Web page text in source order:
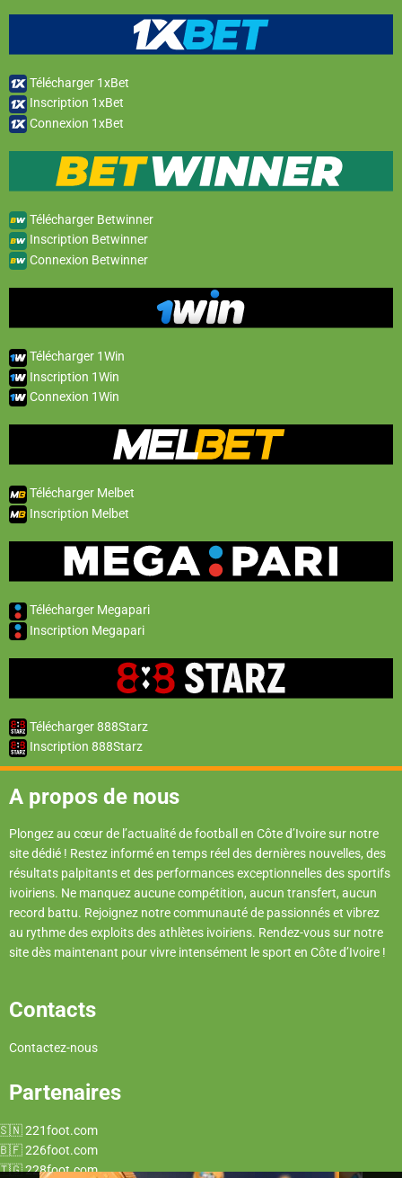
Télécharger 1xBet
Inscription 1xBet
Connexion 1xBet
Télécharger Betwinner
Inscription Betwinner
Connexion Betwinner
Télécharger 1Win
Inscription 1Win
Connexion 1Win
Télécharger Melbet
Inscription Melbet
Télécharger Megapari
Inscription Megapari
Télécharger 888Starz
Inscription 888Starz
A propos de nous
Plongez au cœur de l’actualité de football en Côte d’Ivoire sur notre
site dédié ! Restez informé en temps réel des dernières nouvelles, des
résultats palpitants et des performances exceptionnelles des sportifs
ivoiriens. Ne manquez aucune compétition, aucun transfert, aucun
record battu. Rejoignez notre communauté de passionnés et vibrez
au rythme des exploits des athlètes ivoiriens. Rendez-vous sur notre
site dès maintenant pour vivre intensément le sport en Côte d’Ivoire !
Contacts
Contactez-nous
Partenaires
221foot.com
226foot.com
228foot.com